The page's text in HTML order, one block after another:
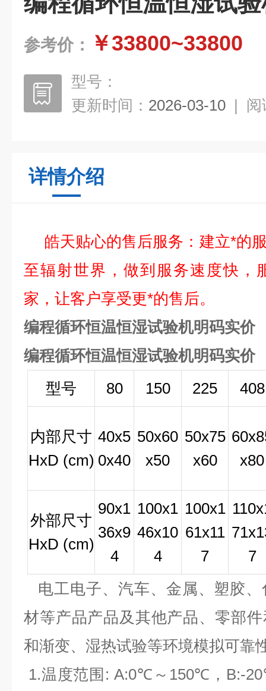
参考价： ￥33800~33800
型号：
更新时间： 2026-03-10 | 阅
详情介绍
皓天贴心的售后服务：建立*的
至辐射世界，做到服务速度快，
家，让客户享受更*的售后。
编程循环恒温恒湿试验机明码实价
编程循环恒温恒湿试验机明码实价
型号
80 150 225 408
内部尺寸
HxD (cm)
40x5
0x40
50x60
x50
50x75
x60
x80
外部尺寸
HxD (cm)
90x1
36x9
4
100x1
46x10
4
100x1
61x11
7
7
电工电子、汽车、金属、塑胶
材等产品产品及其他产品、零部
和渐变、湿热试验等环境模拟可靠
1.温度范围: A:0℃～150℃，B:-